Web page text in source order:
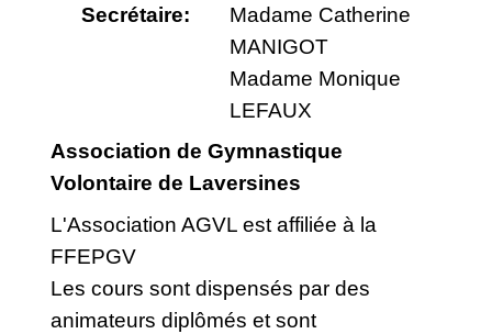
Secrétaire:
Madame Catherine
MANIGOT
Madame Monique
LEFAUX
Association de Gymnastique
Volontaire de Laversines
L'Association AGVL est affiliée à la
FFEPGV
Les cours sont dispensés par des
animateurs diplômés et sont